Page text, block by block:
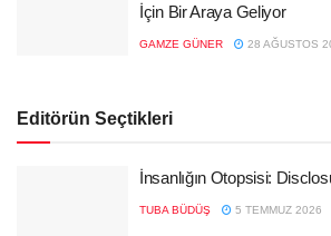
İçin Bir Araya Geliyor
GAMZE GÜNER 28 AĞUSTOS
Editörün Seçtikleri
İnsanlığın Otopsisi:
TUBA BÜDÜŞ 5 TEMMUZ 2026